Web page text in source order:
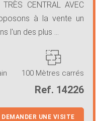
CENTRAL AVEC
à la vente un
l'un des plus ...
100 Mètres carrés
Ref. 14226
DEMANDER UNE VISITE